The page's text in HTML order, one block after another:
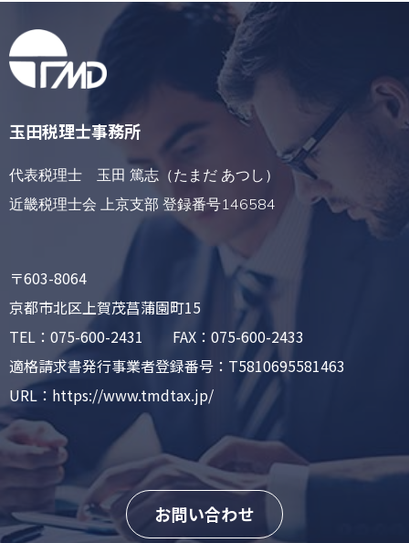
玉田税理士事務所
代表税理士 玉田 篤志（たまだ あつし）
近畿税理士会 上京支部 登録番号146584
〒603-8064
京都市北区上賀茂菖蒲園町15
TEL：075-600-2431 FAX：075-600-2433
適格請求書発行事業者登録番号：T5810695581463
URL：https://www.tmdtax.jp/
お問い合わせ